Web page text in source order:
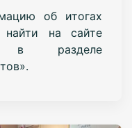
об итогах
найти на сайте
разделе